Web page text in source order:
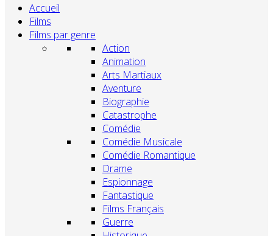
Accueil
Films
Films par genre
Action
Animation
Arts Martiaux
Aventure
Biographie
Catastrophe
Comédie
Comédie Musicale
Comédie Romantique
Drame
Espionnage
Fantastique
Films Français
Guerre